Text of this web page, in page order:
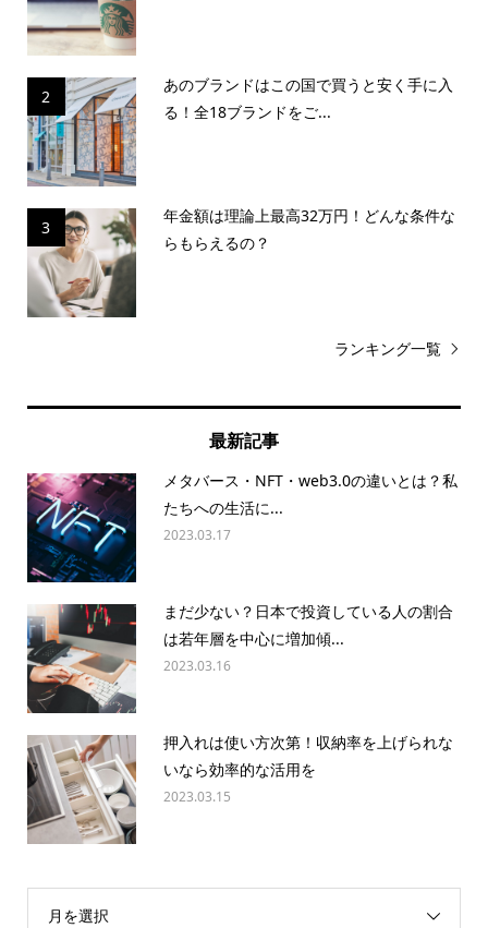
2
あのブランドはこの国で買うと安く手に入
る！全18ブランドをご...
3
年金額は理論上最高32万円！どんな条件な
らもらえるの？
ランキング一覧
最新記事
メタバース・NFT・web3.0の違いとは？私
たちへの生活に...
2023.03.17
まだ少ない？日本で投資している人の割合
は若年層を中心に増加傾...
2023.03.16
押入れは使い方次第！収納率を上げられな
いなら効率的な活用を
2023.03.15
月を選択